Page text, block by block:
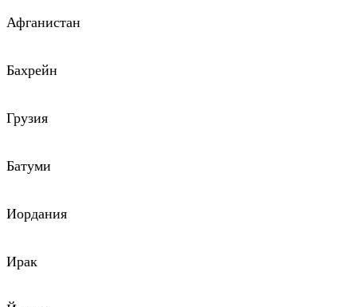
Афганистан
Бахрейн
Грузия
Батуми
Иордания
Ирак